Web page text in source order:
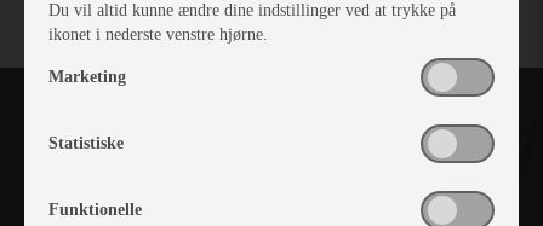
Du vil altid kunne ændre dine indstillinger ved at trykke på
ikonet i nederste venstre hjørne.
Marketing
Statistiske
Funktionelle